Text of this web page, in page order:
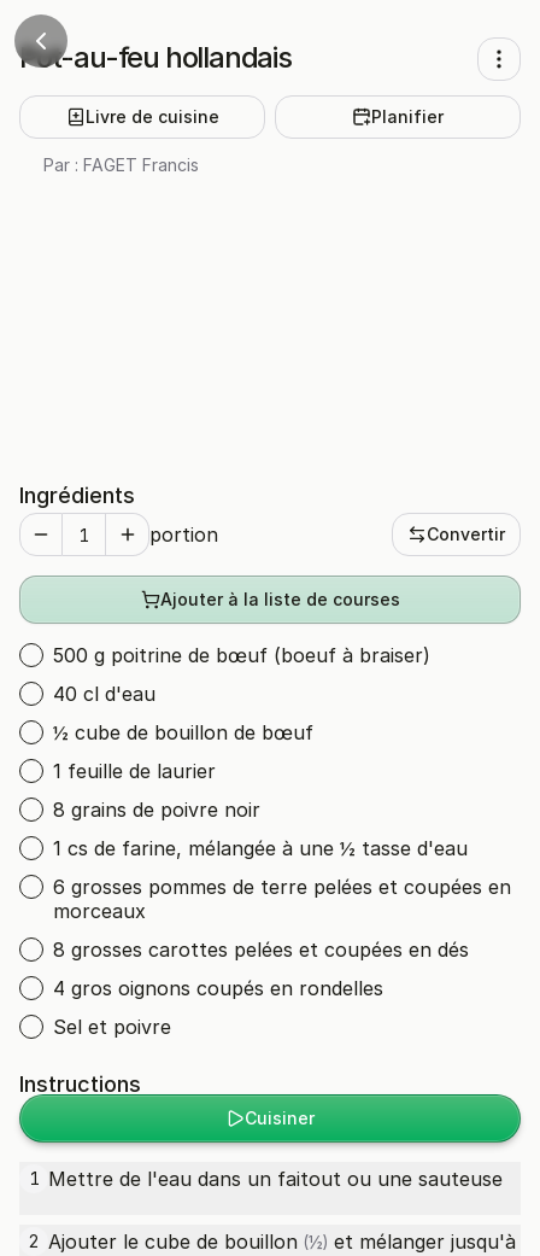
Pot-au-feu hollandais
Livre de cuisine Planifier
Par : FAGET Francis
Ingrédients
portion Convertir
Ajouter à la liste de courses
500 g poitrine de bœuf (boeuf à braiser)
40 cl d'eau
½ cube de bouillon de bœuf
1 feuille de laurier
8 grains de poivre noir
1 cs de farine, mélangée à une ½ tasse d'eau
6 grosses pommes de terre pelées et coupées en
morceaux
8 grosses carottes pelées et coupées en dés
4 gros oignons coupés en rondelles
Sel et poivre
Instructions
Cuisiner
1 Mettre de l'eau dans un faitout ou une sauteuse
2 Ajouter le cube de bouillon (½) et mélanger jusqu'à